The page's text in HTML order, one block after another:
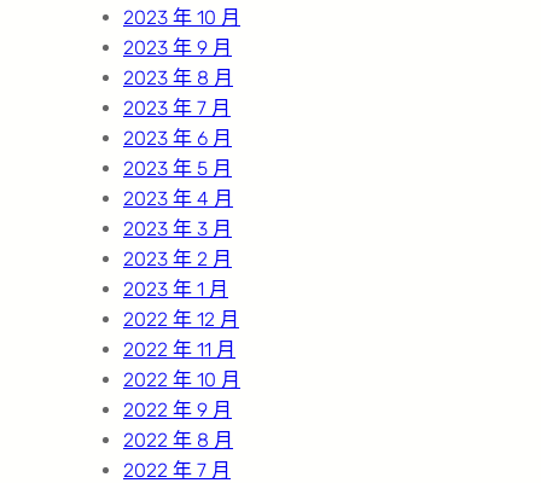
2023 年 10 月
2023 年 9 月
2023 年 8 月
2023 年 7 月
2023 年 6 月
2023 年 5 月
2023 年 4 月
2023 年 3 月
2023 年 2 月
2023 年 1 月
2022 年 12 月
2022 年 11 月
2022 年 10 月
2022 年 9 月
2022 年 8 月
2022 年 7 月